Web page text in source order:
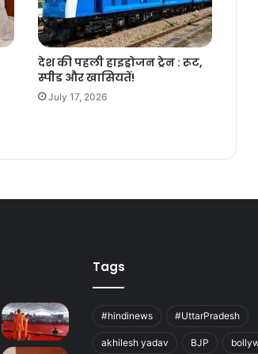
देश की पहली हाइड्रोजन ट्रेन : रूट,
स्पीड और खासियतें!
July 17, 2026
Tags
#hindinews #UttarPradesh
akhilesh yadav BJP